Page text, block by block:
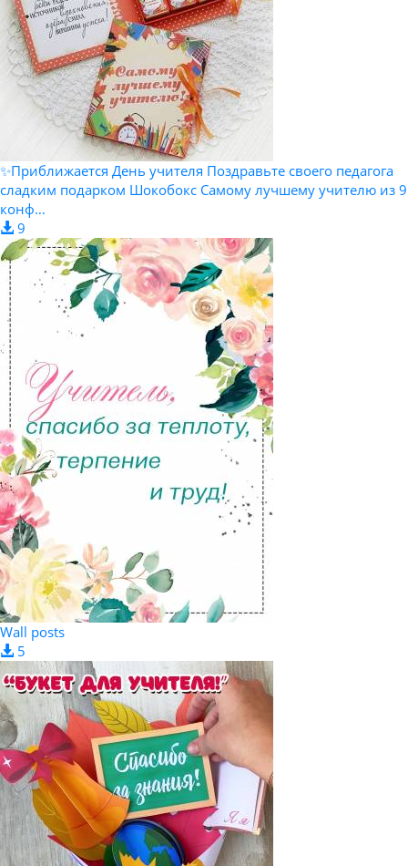
✨Приближается День учителя Поздравьте своего педагога
сладким подарком Шокобокс Самому лучшему учителю из 9
конф…
9
Wall posts
5